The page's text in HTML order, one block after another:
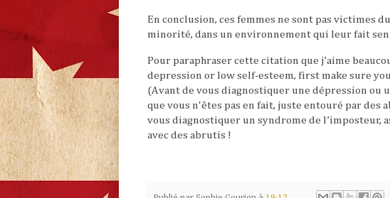
En conclusion, ces femmes ne sont pas victimes
minorité, dans un environnement qui leur fait
Pour paraphraser cette citation que j’aime
depression or low self-esteem, first make sure
(Avant de vous diagnostiquer une dépression ou
que vous n'êtes pas en fait, juste entouré par des
vous diagnostiquer un syndrome de l’imposteur,
avec des abrutis !